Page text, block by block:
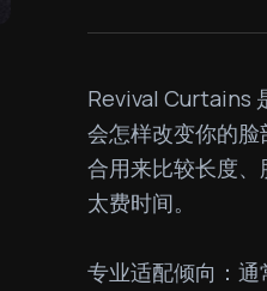
Revival Curtains
会怎样改变你的
合用来比较长度
太费时间。
专业适配倾向：通